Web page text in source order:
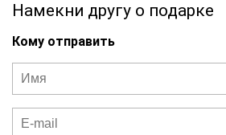
Намекни другу о подарке
Кому отправить